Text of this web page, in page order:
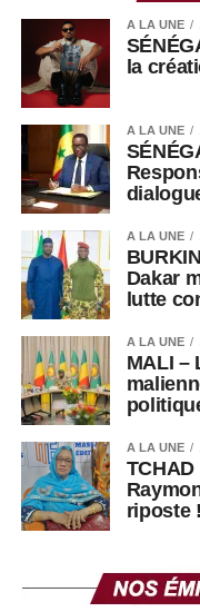
A LA UNE
la
A LA UNE
A LA UNE
Dakar
lutte
A LA UNE
MALI –
A LA UNE
riposte !